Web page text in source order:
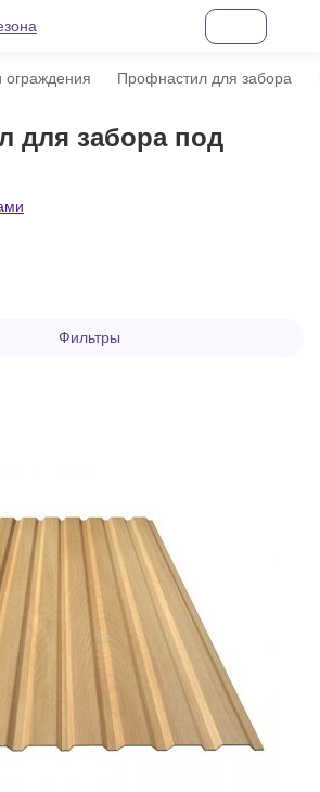
Профнастил для забора
для забора под
Фильтры